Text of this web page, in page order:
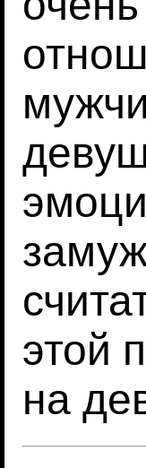
этой
на